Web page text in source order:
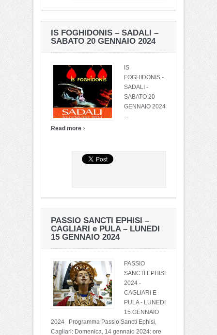
IS FOGHIDONIS – SADALI –
SABATO 20 GENNAIO 2024
IS
FOGHIDONIS -
SADALI -
SABATO 20
GENNAIO 2024
...
Read more ›
PASSIO SANCTI EPHISI –
CAGLIARI e PULA – LUNEDI
15 GENNAIO 2024
PASSIO
SANCTI EPHISI
2024 -
CAGLIARI E
PULA - LUNEDI
15 GENNAIO
2024 Programma Passio Sancti Ephisi,
Cagliari: Domenica, 14 gennaio 2024: ore